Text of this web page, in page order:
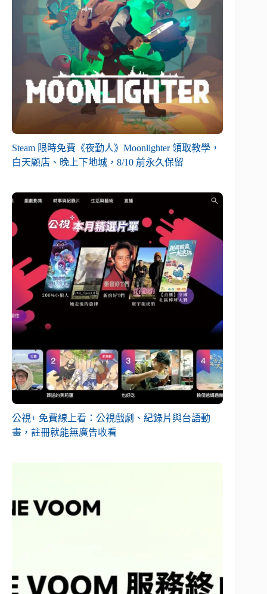
Steam 限時免費《夜勤人》Moonlighter 領取教學，
白天顧店、晚上下地城，8/10 前永久保留
公視+ 免費線上看：公視戲劇、紀錄片與台語動
畫，註冊就能無廣告收看